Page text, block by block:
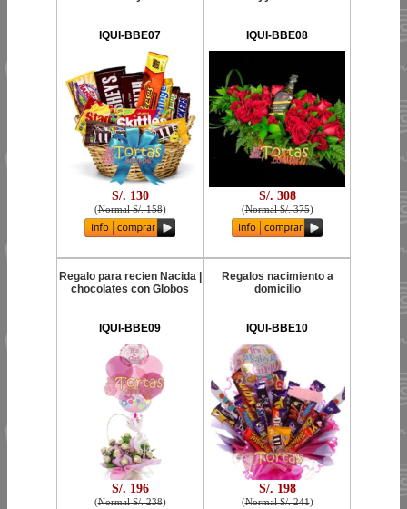
IQUI-BBE07
S/. 130
(Normal S/. 158)
IQUI-BBE08
S/. 308
(Normal S/. 375)
Regalo para recien Nacida |
chocolates con Globos
IQUI-BBE09
S/. 196
(Normal S/. 238)
Regalos nacimiento a
domicilio
IQUI-BBE10
S/. 198
(Normal S/. 241)